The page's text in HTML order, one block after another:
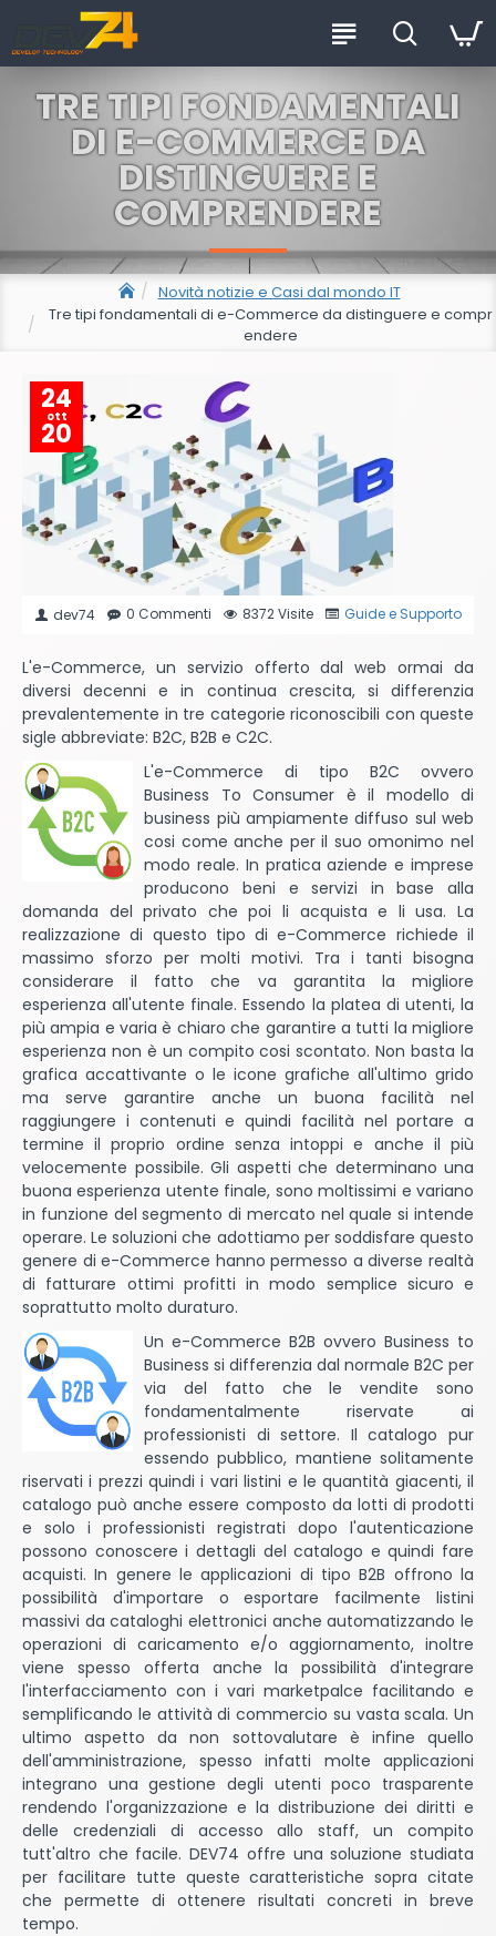
Novità notizie e Casi dal mondo IT
Tre tipi fondamentali di e-Commerce da distinguere e compr
endere
TRE TIPI FONDAMENTALI
DI E-COMMERCE DA
DISTINGUERE E
COMPRENDERE
24
ott
20
dev74 0 Commenti 8372 Visite Guide e Supporto
L'e-Commerce, un servizio offerto dal web ormai da
diversi decenni e in continua crescita, si differenzia
prevalentemente in tre categorie riconoscibili con queste
sigle abbreviate: B2C, B2B e C2C.
L'e-Commerce di tipo B2C ovvero
Business To Consumer è il modello di
business più ampiamente diffuso sul web
cosi come anche per il suo omonimo nel
modo reale. In pratica aziende e imprese
producono beni e servizi in base alla
domanda del privato che poi li acquista e li usa. La
realizzazione di questo tipo di e-Commerce richiede il
massimo sforzo per molti motivi. Tra i tanti bisogna
considerare il fatto che va garantita la migliore
esperienza all'utente finale. Essendo la platea di utenti, la
più ampia e varia è chiaro che garantire a tutti la migliore
esperienza non è un compito cosi scontato. Non basta la
grafica accattivante o le icone grafiche all'ultimo grido
ma serve garantire anche un buona facilità nel
raggiungere i contenuti e quindi facilità nel portare a
termine il proprio ordine senza intoppi e anche il più
velocemente possibile. Gli aspetti che determinano una
buona esperienza utente finale, sono moltissimi e variano
in funzione del segmento di mercato nel quale si intende
operare. Le soluzioni che adottiamo per soddisfare questo
genere di e-Commerce hanno permesso a diverse realtà
di fatturare ottimi profitti in modo semplice sicuro e
soprattutto molto duraturo.
Un e-Commerce B2B ovvero Business to
Business si differenzia dal normale B2C per
via del fatto che le vendite sono
fondamentalmente riservate ai
professionisti di settore. Il catalogo pur
essendo pubblico, mantiene solitamente
riservati i prezzi quindi i vari listini e le quantità giacenti, il
catalogo può anche essere composto da lotti di prodotti
e solo i professionisti registrati dopo l'autenticazione
possono conoscere i dettagli del catalogo e quindi fare
acquisti. In genere le applicazioni di tipo B2B offrono la
possibilità d'importare o esportare facilmente listini
massivi da cataloghi elettronici anche automatizzando le
operazioni di caricamento e/o aggiornamento, inoltre
viene spesso offerta anche la possibilità d'integrare
l'interfacciamento con i vari marketpalce facilitando e
semplificando le attività di commercio su vasta scala. Un
ultimo aspetto da non sottovalutare è infine quello
dell'amministrazione, spesso infatti molte applicazioni
integrano una gestione degli utenti poco trasparente
rendendo l'organizzazione e la distribuzione dei diritti e
delle credenziali di accesso allo staff, un compito
tutt'altro che facile. DEV74 offre una soluzione studiata
per facilitare tutte queste caratteristiche sopra citate
che permette di ottenere risultati concreti in breve
tempo.